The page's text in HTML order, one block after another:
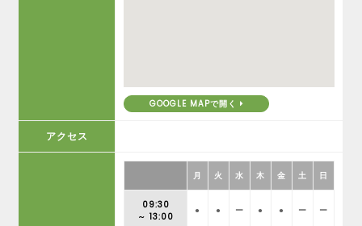
GOOGLE MAPで開く
アクセス
月 火 水 木 金 土 日
09:30
～ 13:00
● ● ー ● ● ー ー